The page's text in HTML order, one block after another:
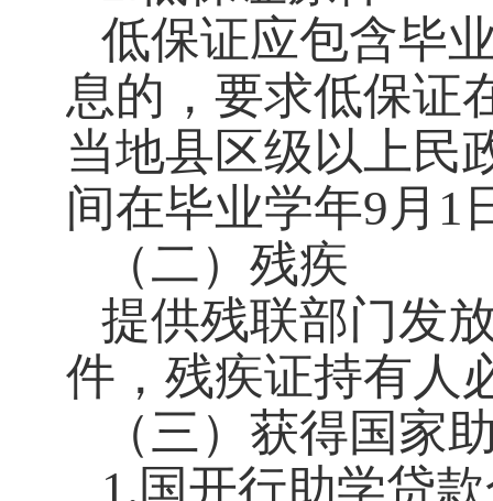
低保证应包含毕
息的，要求低保证
当地县区级以上民
间在毕业学年9月1
（二）残疾
提供残联部门发
件，残疾证持有人
（三）获得国家
1.国开行助学贷